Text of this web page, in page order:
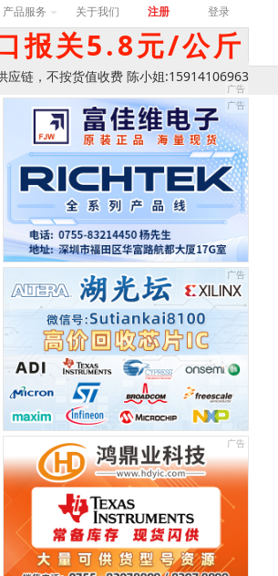
产品服务 关于我们 注册 登录
报关5.8元/公斤
应链，不按货值收费 陈小姐:15914106963